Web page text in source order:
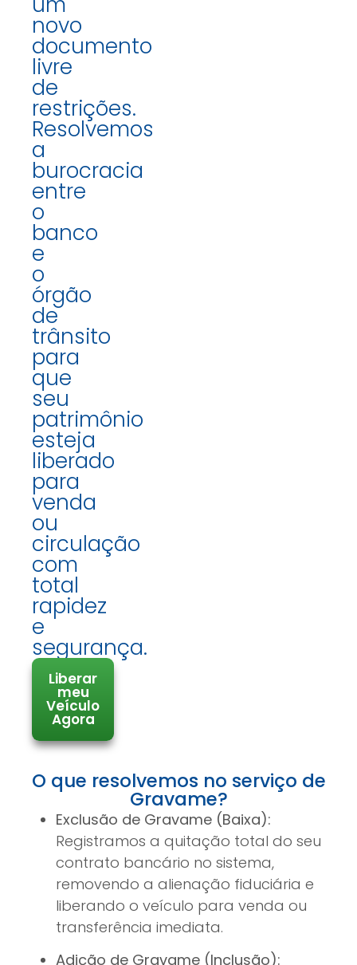
novo
documento
livre
de
restrições.
Resolvemos
a
burocracia
entre
o
banco
e
o
órgão
de
trânsito
para
que
seu
patrimônio
esteja
liberado
para
venda
ou
circulação
com
total
rapidez
e
segurança.
Liberar
meu
Veículo
Agora
O que resolvemos no serviço de
Gravame?
Exclusão de Gravame (Baixa):
Registramos a quitação total do seu
contrato bancário no sistema,
removendo a alienação fiduciária e
liberando o veículo para venda ou
transferência imediata.
Adição de Gravame (Inclusão):